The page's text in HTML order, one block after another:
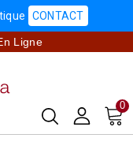
CONTACT
Ligne
0